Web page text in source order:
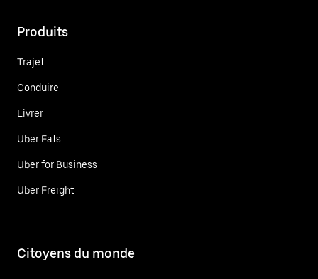
Produits
Trajet
Conduire
Livrer
Uber Eats
Uber for Business
Uber Freight
Citoyens du monde